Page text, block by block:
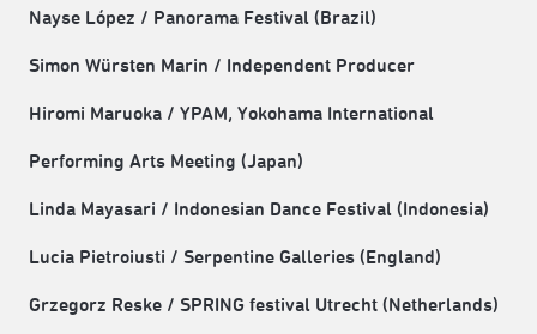
Nayse López / Panorama Festival (Brazil)
Simon Würsten Marin / Independent Producer
Hiromi Maruoka / YPAM, Yokohama International
Performing Arts Meeting (Japan)
Linda Mayasari / Indonesian Dance Festival (Indonesia)
Lucia Pietroiusti / Serpentine Galleries (England)
Grzegorz Reske / SPRING festival Utrecht (Netherlands)